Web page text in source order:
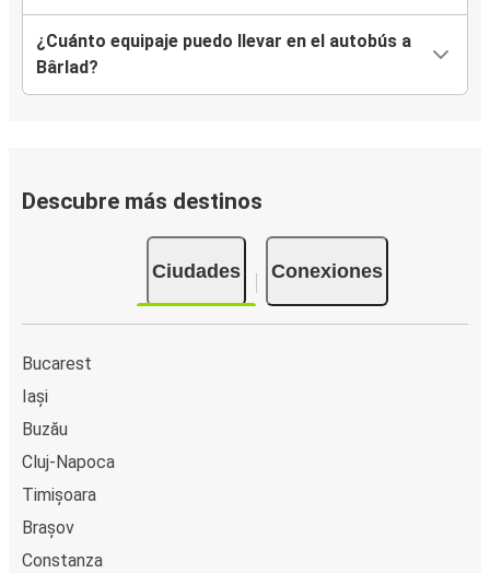
¿Cuánto equipaje puedo llevar en el autobús a
Bârlad?
Descubre más destinos
Ciudades Conexiones
Bucarest
Iași
Buzău
Cluj-Napoca
Timișoara
Brașov
Constanza